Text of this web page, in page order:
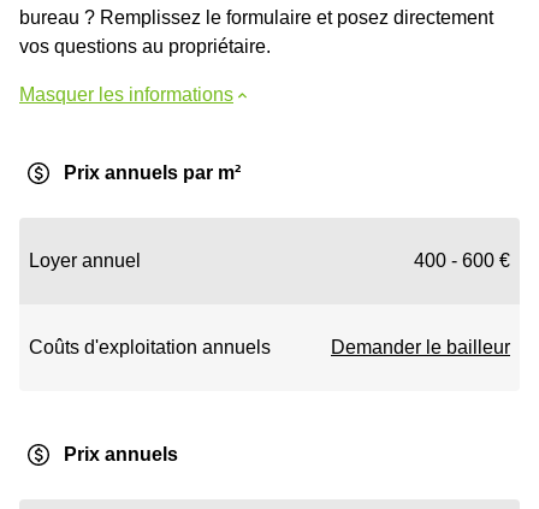
bureau ? Remplissez le formulaire et posez directement
vos questions au propriétaire.
Masquer les informations
Prix annuels par m²
Loyer annuel 400 - 600 €
Coûts d'exploitation annuels Demander le bailleur
Prix annuels